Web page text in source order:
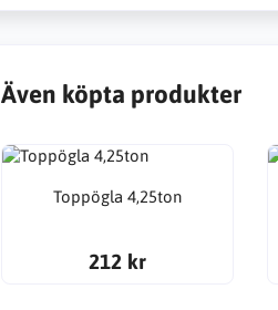
Även köpta produkter
Toppögla 4,25ton
212 kr